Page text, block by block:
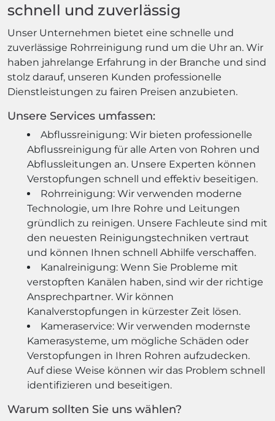
schnell und zuverlässig
Unser Unternehmen bietet eine schnelle und
zuverlässige Rohrreinigung rund um die Uhr an. Wir
haben jahrelange Erfahrung in der Branche und sind
stolz darauf, unseren Kunden professionelle
Dienstleistungen zu fairen Preisen anzubieten.
Unsere Services umfassen:
Abflussreinigung: Wir bieten professionelle
Abflussreinigung für alle Arten von Rohren und
Abflussleitungen an. Unsere Experten können
Verstopfungen schnell und effektiv beseitigen.
Rohrreinigung: Wir verwenden moderne
Technologie, um Ihre Rohre und Leitungen
gründlich zu reinigen. Unsere Fachleute sind mit
den neuesten Reinigungstechniken vertraut
und können Ihnen schnell Abhilfe verschaffen.
Kanalreinigung: Wenn Sie Probleme mit
verstopften Kanälen haben, sind wir der richtige
Ansprechpartner. Wir können
Kanalverstopfungen in kürzester Zeit lösen.
Kameraservice: Wir verwenden modernste
Kamerasysteme, um mögliche Schäden oder
Verstopfungen in Ihren Rohren aufzudecken.
Auf diese Weise können wir das Problem schnell
identifizieren und beseitigen.
Warum sollten Sie uns wählen?